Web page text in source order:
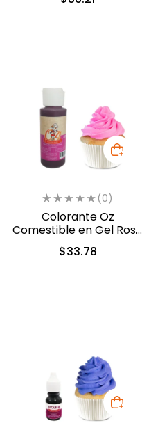
(0)
Colorante Oz
Comestible en Gel Rosa
60ml (5310)
$33.78